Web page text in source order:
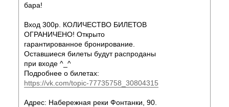
бара!
Вход 300р. КОЛИЧЕСТВО БИЛЕТОВ
ОГРАНИЧЕНО! Открыто
гарантированное бронирование.
Оставшиеся билеты будут распроданы
при входе ^_^
Подробнее о билетах:
https://vk.com/topic-77735758_30804315
Адрес: Набережная реки Фонтанки, 90.